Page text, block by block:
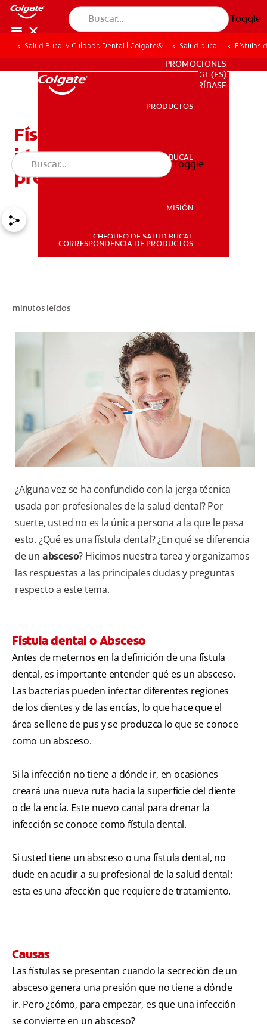
Toggle
SALUD BUCAL
PARA PROFESIONALES
PROMOCIONES
SUSCRÍBASE
PARA PROFESIONALES
PROMOCIONES
GT (ES)
SUSCRÍBASE
PRODUCTOS
SALUD BUCAL
MISIÓN
CHEQUEO DE SALUD BUCAL
CORRESPONDENCIA DE PRODUCTOS
Toggle
Salud Bucal y Cuidado Dental | Colgate® Salud bucal Fístulas
Fístulas dentales: Cómo
identificarlas, tratarlas y
prevenirlas
minutos leídos
¿Alguna vez se ha confundido con la jerga técnica
usada por profesionales de la salud dental? Por
suerte, usted no es la única persona a la que le pasa
esto. ¿Qué es una fístula dental? ¿En qué se diferencia
de un absceso? Hicimos nuestra tarea y organizamos
las respuestas a las principales dudas y preguntas
respecto a este tema.
Fístula dental o Absceso
Antes de meternos en la definición de una fístula
dental, es importante entender qué es un absceso.
Las bacterias pueden infectar diferentes regiones
de los dientes y de las encías, lo que hace que el
área se llene de pus y se produzca lo que se conoce
como un absceso.
Si la infección no tiene a dónde ir, en ocasiones
creará una nueva ruta hacia la superficie del diente
o de la encía. Este nuevo canal para drenar la
infección se conoce como fístula dental.
Si usted tiene un absceso o una fístula dental, no
dude en acudir a su profesional de la salud dental:
esta es una afección que requiere de tratamiento.
Causas
Las fístulas se presentan cuando la secreción de un
absceso genera una presión que no tiene a dónde
ir. Pero ¿cómo, para empezar, es que una infección
se convierte en un absceso?